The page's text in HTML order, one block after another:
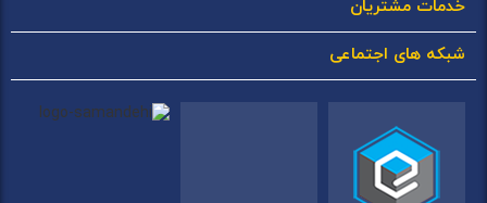
خدمات مشتریان
شبکه های اجتماعی